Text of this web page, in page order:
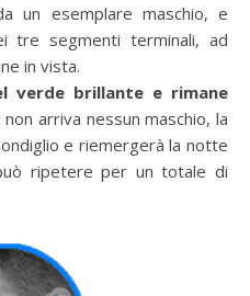
un esemplare maschio, e
tre segmenti terminali, ad
in vista.
verde brillante e rimane
arriva nessun maschio, la
e riemergerà la notte
ripetere per un totale di